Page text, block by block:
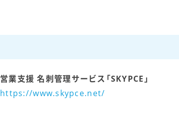
営業支援 名刺管理サービス「SKYPCE」
https://www.skypce.net/